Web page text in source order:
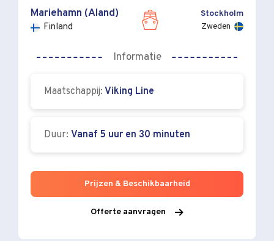
Mariehamn (Aland)
Finland
Stockholm
Zweden
Informatie
Maatschappij: Viking Line
Duur: Vanaf 5 uur en 30 minuten
Prijzen & Beschikbaarheid
Offerte aanvragen